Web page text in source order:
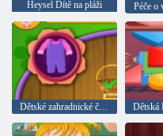
Heysel Dítě na pláži Péče o
Dětské zahradnické čas.